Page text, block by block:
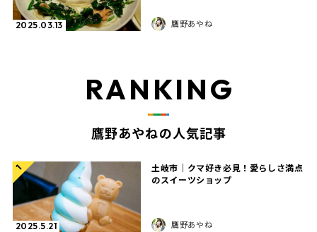
2025.03.13 鷹野あやね
RANKING
鷹野あやねの人気記事
1
2025.5.21
土岐市｜クマ好き必見！愛らしさ満点
のスイーツショップ
鷹野あやね